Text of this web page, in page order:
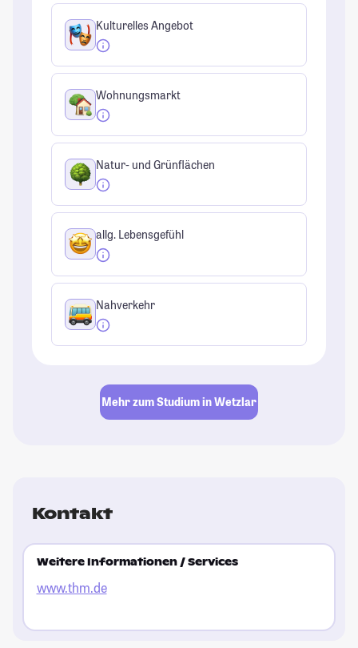
Kulturelles Angebot
Wohnungsmarkt
Natur- und Grünflächen
allg. Lebensgefühl
Nahverkehr
Mehr zum Studium in Wetzlar
Kontakt
Weitere Informationen / Services
www.thm.de